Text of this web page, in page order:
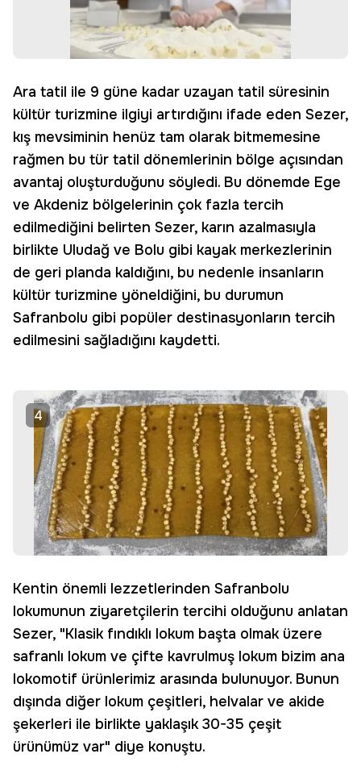
Ara tatil ile 9 güne kadar uzayan tatil süresinin
kültür turizmine ilgiyi artırdığını ifade eden Sezer,
kış mevsiminin henüz tam olarak bitmemesine
rağmen bu tür tatil dönemlerinin bölge açısından
avantaj oluşturduğunu söyledi. Bu dönemde Ege
ve Akdeniz bölgelerinin çok fazla tercih
edilmediğini belirten Sezer, karın azalmasıyla
birlikte Uludağ ve Bolu gibi kayak merkezlerinin
de geri planda kaldığını, bu nedenle insanların
kültür turizmine yöneldiğini, bu durumun
Safranbolu gibi popüler destinasyonların tercih
edilmesini sağladığını kaydetti.
4
Kentin önemli lezzetlerinden Safranbolu
lokumunun ziyaretçilerin tercihi olduğunu anlatan
Sezer, "Klasik fındıklı lokum başta olmak üzere
safranlı lokum ve çifte kavrulmuş lokum bizim ana
lokomotif ürünlerimiz arasında bulunuyor. Bunun
dışında diğer lokum çeşitleri, helvalar ve akide
şekerleri ile birlikte yaklaşık 30-35 çeşit
ürünümüz var" diye konuştu.